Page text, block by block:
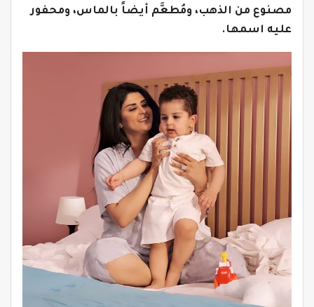
مصنوع من الذهب، ومُطعَّم أيضاً بالماس، ومحفور
عليه اسمها.